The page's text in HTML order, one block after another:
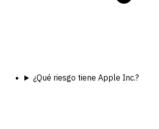
¿Qué riesgo tiene Apple Inc.?